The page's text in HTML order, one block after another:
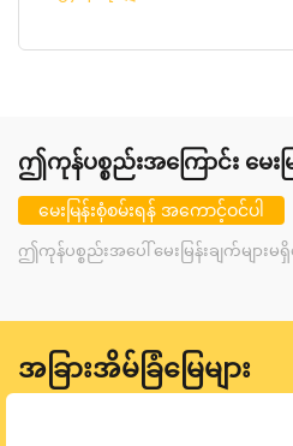
ဤကုန်ပစ္စည်းအကြောင်း မေးမြ
မေးမြန်းစုံစမ်းရန် အကောင့်ဝင်ပါ
ဤကုန်ပစ္စည်းအပေါ် မေးမြန်းချက်များမရှိ
အခြားအိမ်ခြံမြေများ